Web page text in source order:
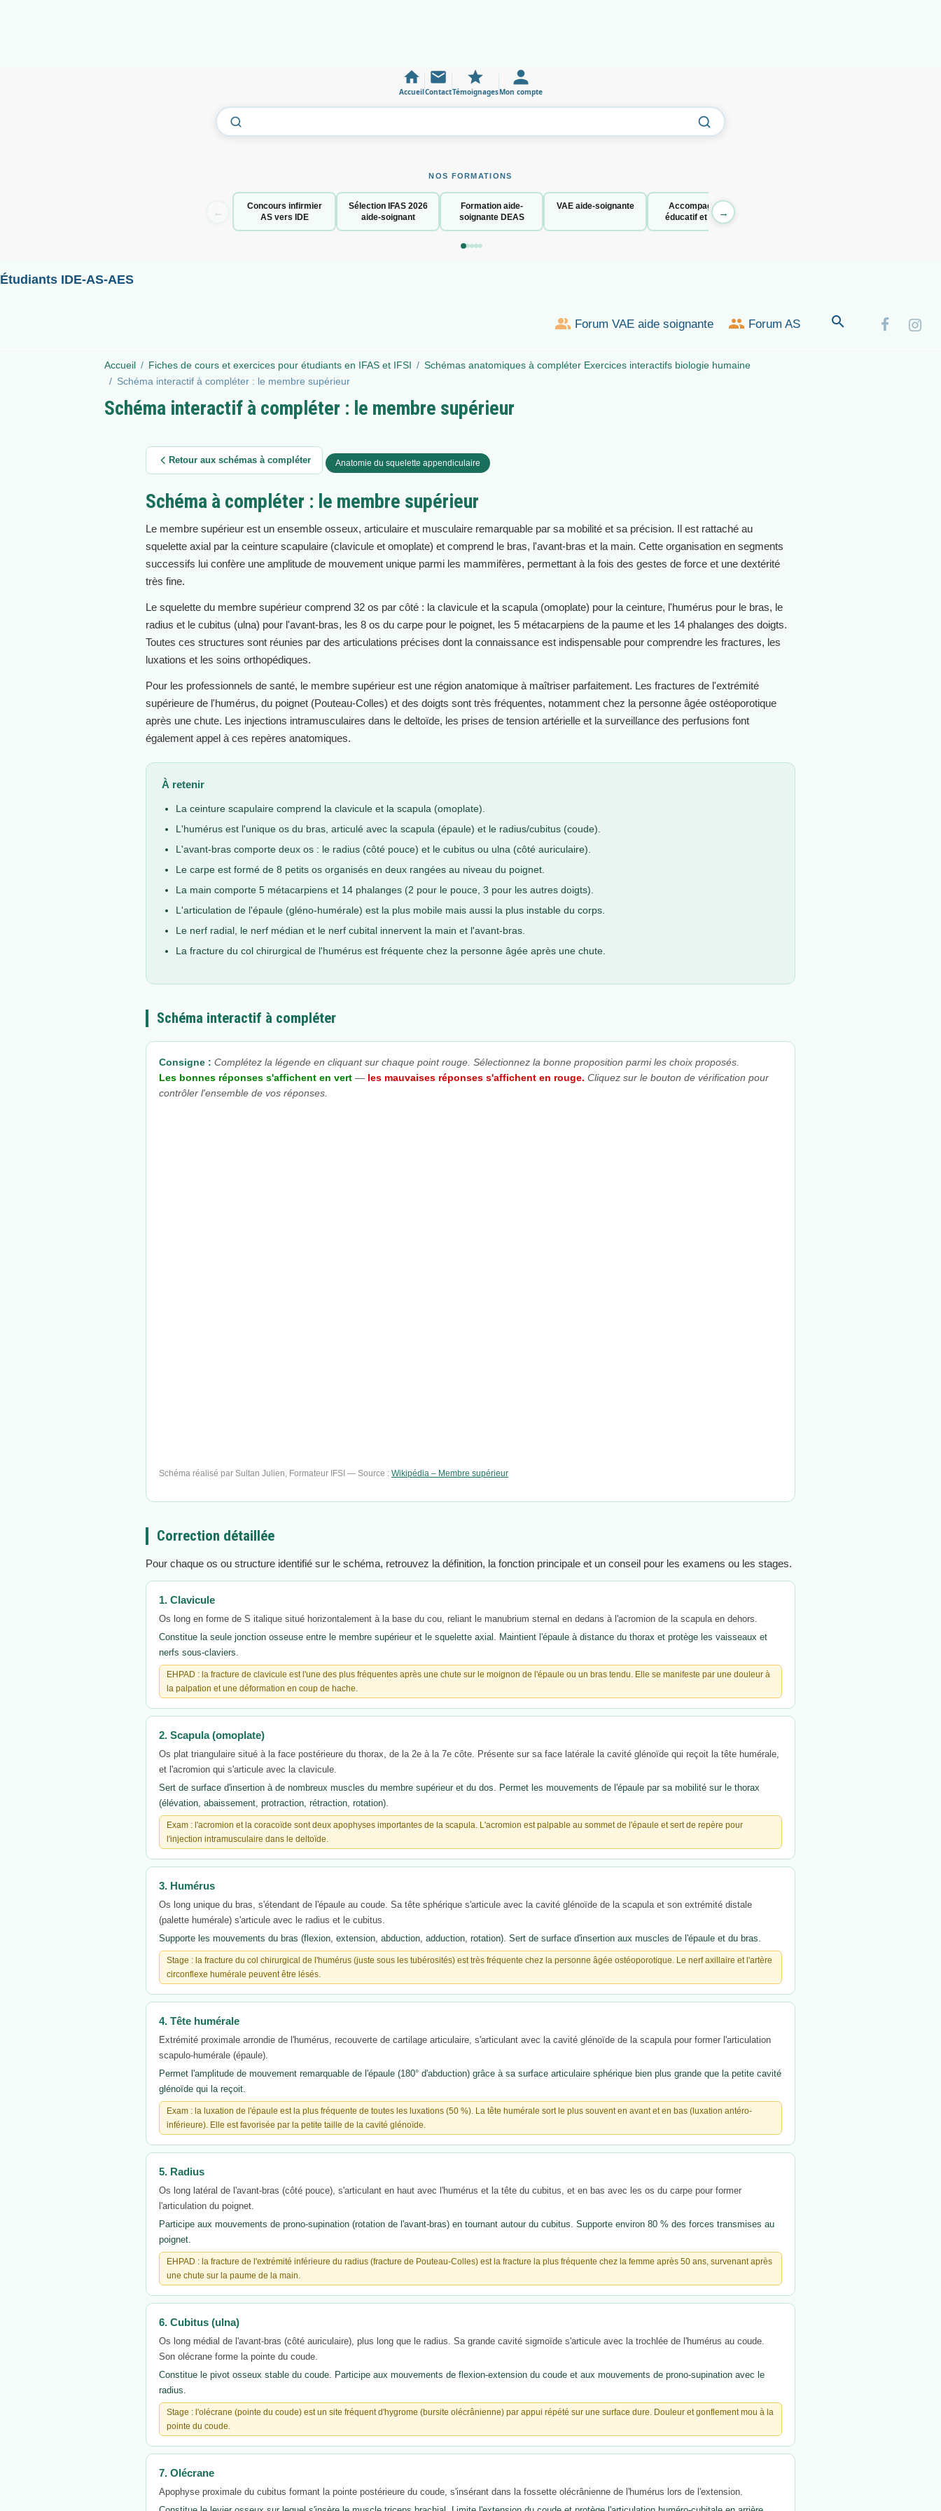
AccueilContactTémoignagesMon compte
NOS FORMATIONS
←
Concours infirmier
AS vers IDE
Sélection IFAS 2026
aide-soignant
Formation aide-
soignante DEAS
VAE aide-soignante
Accompagnant
éducatif et social
→
Étudiants IDE-AS-AES
Forum VAE aide soignante Forum AS
Accueil Fiches de cours et exercices pour étudiants en IFAS et IFSI
Schémas anatomiques à compléter Exercices interactifs biologie humaine
Schéma interactif à compléter : le membre supérieur
Schéma interactif à compléter : le membre supérieur
Retour aux schémas à compléter Anatomie du squelette appendiculaire
Schéma à compléter : le membre supérieur
Le membre supérieur est un ensemble osseux, articulaire et musculaire remarquable par sa mobilité et sa précision. Il est rattaché au
squelette axial par la ceinture scapulaire (clavicule et omoplate) et comprend le bras, l'avant-bras et la main. Cette organisation en segments
successifs lui confère une amplitude de mouvement unique parmi les mammifères, permettant à la fois des gestes de force et une dextérité
très fine.
Le squelette du membre supérieur comprend 32 os par côté : la clavicule et la scapula (omoplate) pour la ceinture, l'humérus pour le bras, le
radius et le cubitus (ulna) pour l'avant-bras, les 8 os du carpe pour le poignet, les 5 métacarpiens de la paume et les 14 phalanges des doigts.
Toutes ces structures sont réunies par des articulations précises dont la connaissance est indispensable pour comprendre les fractures, les
luxations et les soins orthopédiques.
Pour les professionnels de santé, le membre supérieur est une région anatomique à maîtriser parfaitement. Les fractures de l'extrémité
supérieure de l'humérus, du poignet (Pouteau-Colles) et des doigts sont très fréquentes, notamment chez la personne âgée ostéoporotique
après une chute. Les injections intramusculaires dans le deltoïde, les prises de tension artérielle et la surveillance des perfusions font
également appel à ces repères anatomiques.
À retenir
La ceinture scapulaire comprend la clavicule et la scapula (omoplate).
L'humérus est l'unique os du bras, articulé avec la scapula (épaule) et le radius/cubitus (coude).
L'avant-bras comporte deux os : le radius (côté pouce) et le cubitus ou ulna (côté auriculaire).
Le carpe est formé de 8 petits os organisés en deux rangées au niveau du poignet.
La main comporte 5 métacarpiens et 14 phalanges (2 pour le pouce, 3 pour les autres doigts).
L'articulation de l'épaule (gléno-humérale) est la plus mobile mais aussi la plus instable du corps.
Le nerf radial, le nerf médian et le nerf cubital innervent la main et l'avant-bras.
La fracture du col chirurgical de l'humérus est fréquente chez la personne âgée après une chute.
Schéma interactif à compléter
Consigne : Complétez la légende en cliquant sur chaque point rouge. Sélectionnez la bonne proposition parmi les choix proposés.
Les bonnes réponses s'affichent en vert — les mauvaises réponses s'affichent en rouge. Cliquez sur le bouton de vérification pour
contrôler l'ensemble de vos réponses.
Schéma réalisé par Sultan Julien, Formateur IFSI — Source : Wikipédia – Membre supérieur
Correction détaillée
Pour chaque os ou structure identifié sur le schéma, retrouvez la définition, la fonction principale et un conseil pour les examens ou les stages.
1. Clavicule
Os long en forme de S italique situé horizontalement à la base du cou, reliant le manubrium sternal en dedans à l'acromion de la scapula en dehors.
Constitue la seule jonction osseuse entre le membre supérieur et le squelette axial. Maintient l'épaule à distance du thorax et protège les vaisseaux et
nerfs sous-claviers.
EHPAD : la fracture de clavicule est l'une des plus fréquentes après une chute sur le moignon de l'épaule ou un bras tendu. Elle se manifeste par une douleur à
la palpation et une déformation en coup de hache.
2. Scapula (omoplate)
Os plat triangulaire situé à la face postérieure du thorax, de la 2e à la 7e côte. Présente sur sa face latérale la cavité glénoïde qui reçoit la tête humérale,
et l'acromion qui s'articule avec la clavicule.
Sert de surface d'insertion à de nombreux muscles du membre supérieur et du dos. Permet les mouvements de l'épaule par sa mobilité sur le thorax
(élévation, abaissement, protraction, rétraction, rotation).
Exam : l'acromion et la coracoïde sont deux apophyses importantes de la scapula. L'acromion est palpable au sommet de l'épaule et sert de repère pour
l'injection intramusculaire dans le deltoïde.
3. Humérus
Os long unique du bras, s'étendant de l'épaule au coude. Sa tête sphérique s'articule avec la cavité glénoïde de la scapula et son extrémité distale
(palette humérale) s'articule avec le radius et le cubitus.
Supporte les mouvements du bras (flexion, extension, abduction, adduction, rotation). Sert de surface d'insertion aux muscles de l'épaule et du bras.
Stage : la fracture du col chirurgical de l'humérus (juste sous les tubérosités) est très fréquente chez la personne âgée ostéoporotique. Le nerf axillaire et l'artère
circonflexe humérale peuvent être lésés.
4. Tête humérale
Extrémité proximale arrondie de l'humérus, recouverte de cartilage articulaire, s'articulant avec la cavité glénoïde de la scapula pour former l'articulation
scapulo-humérale (épaule).
Permet l'amplitude de mouvement remarquable de l'épaule (180° d'abduction) grâce à sa surface articulaire sphérique bien plus grande que la petite cavité
glénoïde qui la reçoit.
Exam : la luxation de l'épaule est la plus fréquente de toutes les luxations (50 %). La tête humérale sort le plus souvent en avant et en bas (luxation antéro-
inférieure). Elle est favorisée par la petite taille de la cavité glénoïde.
5. Radius
Os long latéral de l'avant-bras (côté pouce), s'articulant en haut avec l'humérus et la tête du cubitus, et en bas avec les os du carpe pour former
l'articulation du poignet.
Participe aux mouvements de prono-supination (rotation de l'avant-bras) en tournant autour du cubitus. Supporte environ 80 % des forces transmises au
poignet.
EHPAD : la fracture de l'extrémité inférieure du radius (fracture de Pouteau-Colles) est la fracture la plus fréquente chez la femme après 50 ans, survenant après
une chute sur la paume de la main.
6. Cubitus (ulna)
Os long médial de l'avant-bras (côté auriculaire), plus long que le radius. Sa grande cavité sigmoïde s'articule avec la trochlée de l'humérus au coude.
Son olécrane forme la pointe du coude.
Constitue le pivot osseux stable du coude. Participe aux mouvements de flexion-extension du coude et aux mouvements de prono-supination avec le
radius.
Stage : l'olécrane (pointe du coude) est un site fréquent d'hygrome (bursite olécrânienne) par appui répété sur une surface dure. Douleur et gonflement mou à la
pointe du coude.
7. Olécrane
Apophyse proximale du cubitus formant la pointe postérieure du coude, s'insérant dans la fossette olécrânienne de l'humérus lors de l'extension.